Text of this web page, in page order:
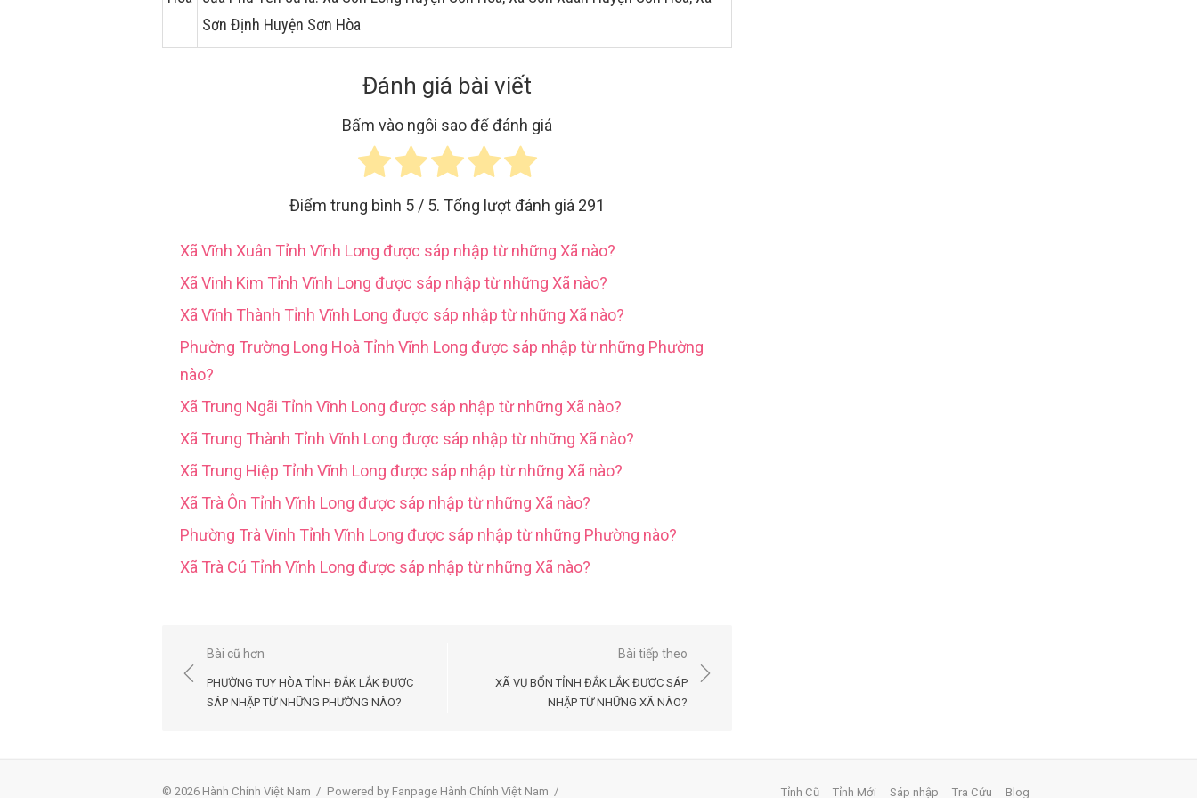
Sơn Định Huyện Sơn Hòa
Đánh giá bài viết
Bấm vào ngôi sao để đánh giá
Điểm trung bình 5 / 5. Tổng lượt đánh giá 291
Xã Vĩnh Xuân Tỉnh Vĩnh Long được sáp nhập từ những Xã nào?
Xã Vinh Kim Tỉnh Vĩnh Long được sáp nhập từ những Xã nào?
Xã Vĩnh Thành Tỉnh Vĩnh Long được sáp nhập từ những Xã nào?
Phường Trường Long Hoà Tỉnh Vĩnh Long được sáp nhập từ những Phường
nào?
Xã Trung Ngãi Tỉnh Vĩnh Long được sáp nhập từ những Xã nào?
Xã Trung Thành Tỉnh Vĩnh Long được sáp nhập từ những Xã nào?
Xã Trung Hiệp Tỉnh Vĩnh Long được sáp nhập từ những Xã nào?
Xã Trà Ôn Tỉnh Vĩnh Long được sáp nhập từ những Xã nào?
Phường Trà Vinh Tỉnh Vĩnh Long được sáp nhập từ những Phường nào?
Xã Trà Cú Tỉnh Vĩnh Long được sáp nhập từ những Xã nào?
Điều
hướng
Bài cũ hơn
PHƯỜNG TUY HÒA TỈNH ĐẮK LẮK ĐƯỢC
SÁP NHẬP TỪ NHỮNG PHƯỜNG NÀO?
Bài tiếp theo
XÃ VỤ BỔN TỈNH ĐẮK LẮK ĐƯỢC SÁP
NHẬP TỪ NHỮNG XÃ NÀO?
© 2026 Hành Chính Việt Nam / Powered by Fanpage Hành Chính Việt Nam / Tỉnh Cũ Tỉnh Mới Sáp nhập Tra Cứu Blog